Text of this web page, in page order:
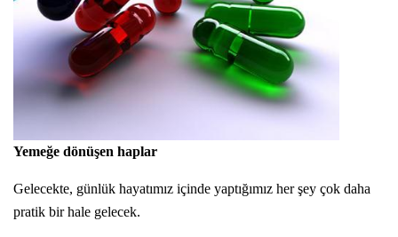
Yemeğe dönüşen haplar
Gelecekte, günlük hayatımız içinde yaptığımız her şey çok daha
pratik bir hale gelecek.